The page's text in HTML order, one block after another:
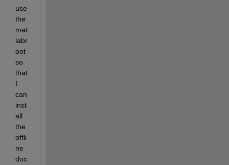
use
the
mat
labr
oot
so
that
I
can
inst
all
the
offli
ne
doc